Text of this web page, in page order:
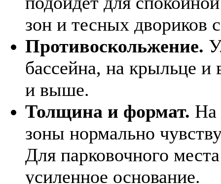
зон и тесных двориков
Противоскольжение.
бассейна, на крыльце и
и выше.
Толщина и формат. На
зоны нормально
Для парковочного
усиленное основание.